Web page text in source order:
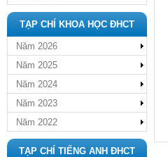
TẠP CHÍ KHOA HỌC ĐHCT
Năm 2026
Năm 2025
Năm 2024
Năm 2023
Năm 2022
TẠP CHÍ TIẾNG ANH ĐHCT